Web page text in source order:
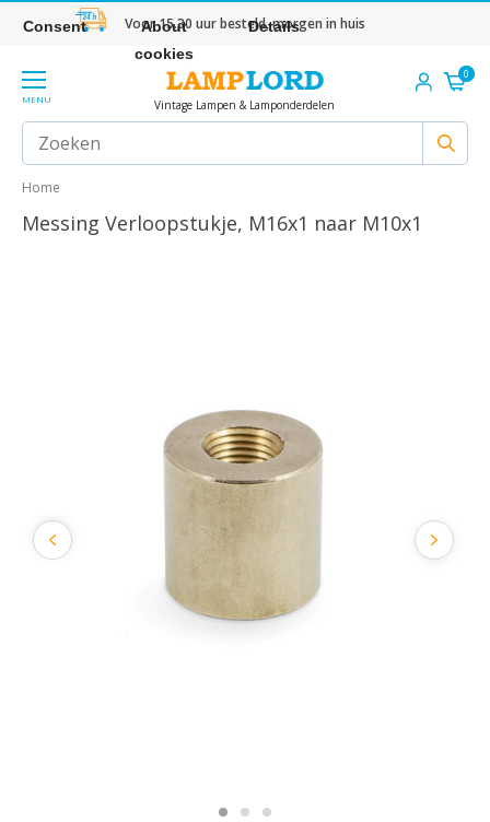
Voor 15.30 uur besteld, morgen in huis
MENU Vintage Lampen & Lamponderdelen
0
Home
Messing Verloopstukje, M16x1 naar M10x1
Consent
About
cookies
Details